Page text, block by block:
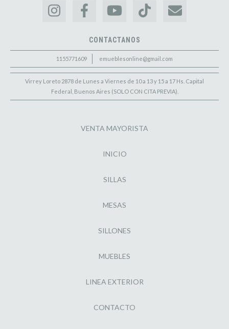
CONTACTANOS
1155771609 emueblesonline@gmail.com
Virrey Loreto 2878 de Lunes a Viernes de 10 a 13 y 15 a 17 Hs. Capital
Federal, Buenos Aires (SOLO CON CITA PREVIA).
VENTA MAYORISTA
INICIO
SILLAS
MESAS
SILLONES
MUEBLES
LINEA EXTERIOR
CONTACTO